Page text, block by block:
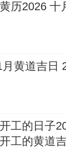
历2026 十
黄道吉日
工的日子
工的黄道